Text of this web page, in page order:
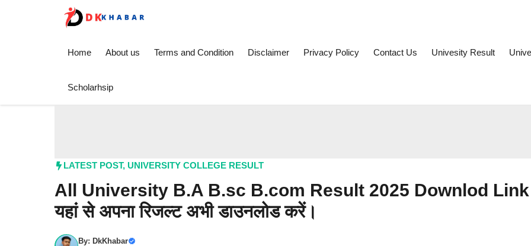
Home About us Terms and Condition Disclaimer Privacy Policy Contact Us Univesity Result
Scholarhsip
LATEST POST, UNIVERSITY COLLEGE RESULT
All University B.A B.sc B.com Result 2025 Downlod
यहां से अपना रिजल्ट अभी डाउनलोड करें।
By: DkKhabar